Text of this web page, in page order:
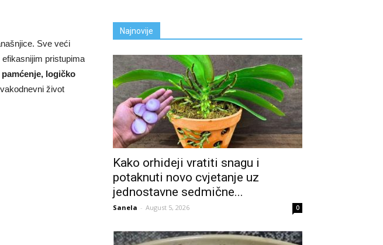
Sve veći
pristupima
pamćenje, logičko
život
Najnovije
Kako orhideji vratiti snagu i
potaknuti novo cvjetanje uz
jednostavne sedmične...
Sanela - August 5, 2026 0